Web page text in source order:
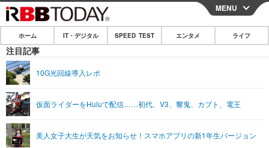
CLOSE
ホーム
IT・デジタル
ショッピング その他
SPEED TEST
エンタメ
エンタメTOP 映画・ドラマ
ライフ
MENU
ホーム IT・デジタル SPEED TEST エンタメ ライフ
注目記事
10G光回線導入レポ
仮面ライダーをHuluで配信……初代、V3、響鬼、カブト、電王
美人女子大生が天気をお知らせ！スマホアプリの新1年生バージョン